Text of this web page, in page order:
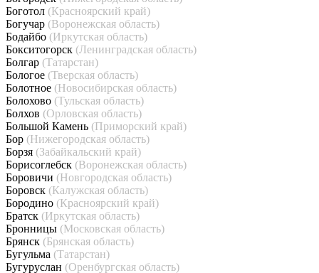
Боготол (Красноярский край)
Богучар (Воронежская область)
Бодайбо (Иркутская область)
Бокситогорск (Ленинградская область)
Болгар (Татарстан)
Бологое (Тверская область)
Болотное (Новосибирская область)
Болохово (Тульская область)
Болхов (Орловская область)
Большой Камень (Приморский край)
Бор (Нижегородская область)
Борзя (Забайкальский край)
Борисоглебск (Воронежская область)
Боровичи (Новгородская область)
Боровск (Калужская область)
Бородино (Красноярский край)
Братск (Иркутская область)
Бронницы (Московская область)
Брянск (Брянская область)
Бугульма (Татарстан)
Бугуруслан (Оренбургская область)